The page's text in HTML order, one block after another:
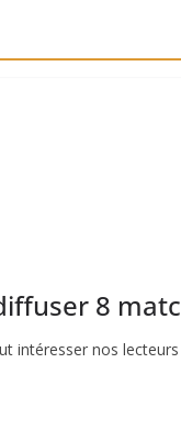
8
intéresser nos